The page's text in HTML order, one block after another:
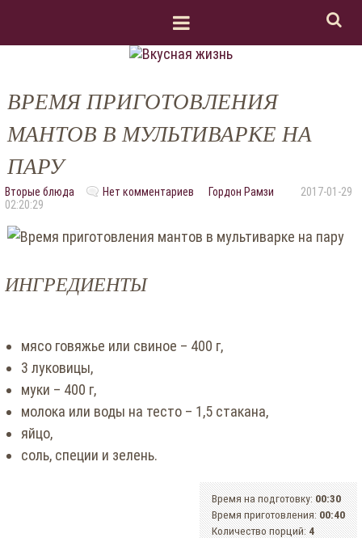
ВРЕМЯ ПРИГОТОВЛЕНИЯ
МАНТОВ В МУЛЬТИВАРКЕ НА
ПАРУ
Вторые блюда Нет комментариев Гордон Рамзи
2017-01-29
02:20:29
ИНГРЕДИЕНТЫ
мясо говяжье или свиное – 400 г,
3 луковицы,
муки – 400 г,
молока или воды на тесто – 1,5 стакана,
яйцо,
соль, специи и зелень.
Время на подготовку:00:30
Время приготовления:00:40
Количество порций:4